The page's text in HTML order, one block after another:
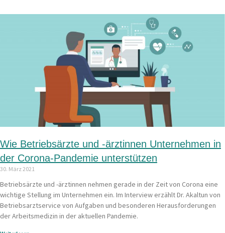
Wie Betriebsärzte und -ärztinnen Unternehmen in
der Corona-Pandemie unterstützen
30. März 2021
Betriebsärzte und -ärztinnen nehmen gerade in der Zeit von Corona eine
wichtige Stellung im Unternehmen ein. Im Interview erzählt Dr. Akaltun von
Betriebsarztservice von Aufgaben und besonderen Herausforderungen
der Arbeitsmedizin in der aktuellen Pandemie.